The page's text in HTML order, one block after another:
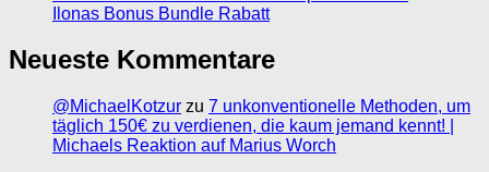
Ilonas Bonus Bundle Rabatt
Neueste Kommentare
@MichaelKotzur zu 7 unkonventionelle Methoden, um
täglich 150€ zu verdienen, die kaum jemand kennt! |
Michaels Reaktion auf Marius Worch